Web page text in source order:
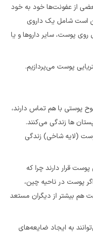
از عفونت‌ها خود به خود
است شامل یک داروی
پوست، سایر داروها و یا
پوست می‌پردازیم.
پوستی با هم تماس دارند،
ها زندگی می‌کنند.
(لایه شاخی) زندگی
قرار دارند چرا که
پوست در ناحیه چین‌،
هم بیشتر از دیگران مستعد
به ایجاد ضایعه‌های